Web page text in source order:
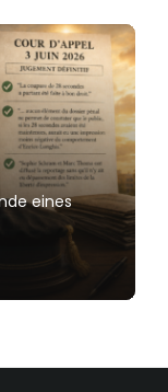
eines